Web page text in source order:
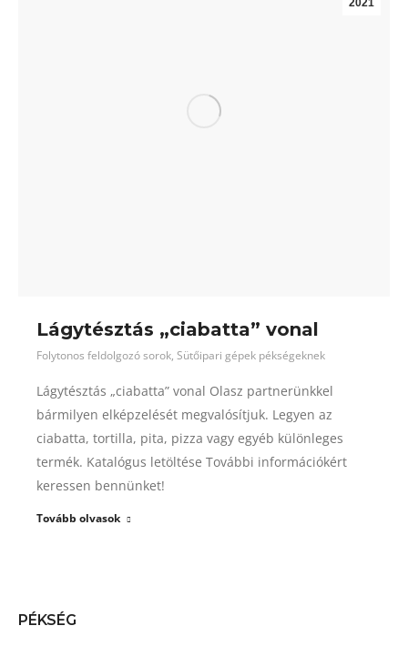
2021
Lágytésztás „ciabatta” vonal
Folytonos feldolgozó sorok, Sütőipari gépek pékségeknek
Lágytésztás „ciabatta” vonal Olasz partnerünkkel
bármilyen elképzelését megvalósítjuk. Legyen az
ciabatta, tortilla, pita, pizza vagy egyéb különleges
termék. Katalógus letöltése További információkért
keressen bennünket!
Tovább olvasok
PÉKSÉG